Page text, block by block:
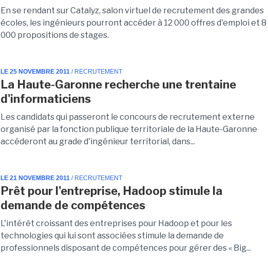
En se rendant sur Catalyz, salon virtuel de recrutement des grandes
écoles, les ingénieurs pourront accéder à 12 000 offres d'emploi et 8
000 propositions de stages.
LE 25 NOVEMBRE 2011 / RECRUTEMENT
La Haute-Garonne recherche une trentaine
d'informaticiens
Les candidats qui passeront le concours de recrutement externe
organisé par la fonction publique territoriale de la Haute-Garonne
accéderont au grade d'ingénieur territorial, dans...
LE 21 NOVEMBRE 2011 / RECRUTEMENT
Prêt pour l'entreprise, Hadoop stimule la
demande de compétences
L'intérêt croissant des entreprises pour Hadoop et pour les
technologies qui lui sont associées stimule la demande de
professionnels disposant de compétences pour gérer des « Big...